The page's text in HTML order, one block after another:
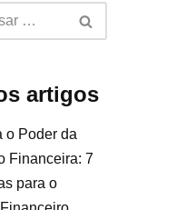
artigos
o Poder da
Financeira: 7
para o